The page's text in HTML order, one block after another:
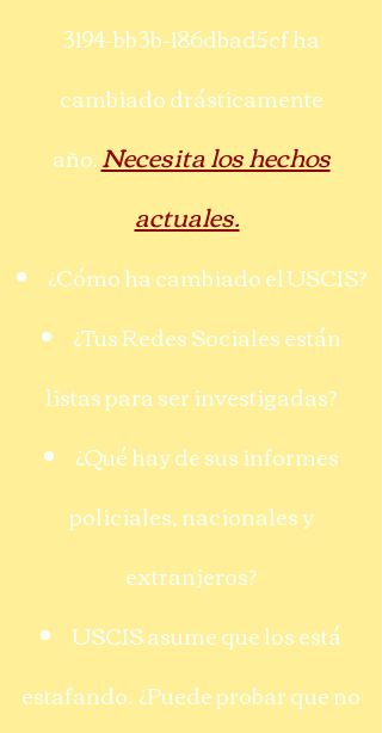
3194-bb3b-186dbad5cf ha
cambiado drásticamente
año.Necesita los hechos
actuales.
¿Cómo ha cambiado el USCIS?
¿Tus Redes Sociales están
listas para ser investigadas?
¿Qué hay de sus informes
policiales, nacionales y
extranjeros?
USCIS asume que los está
estafando. ¿Puede probar que no